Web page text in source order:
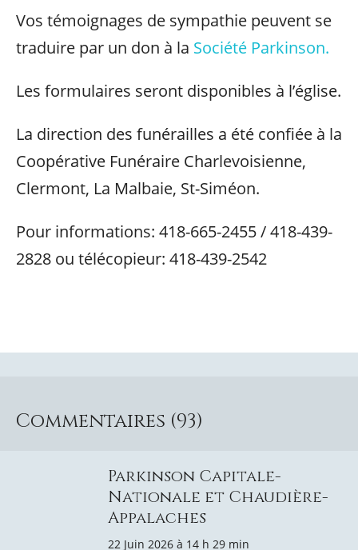
Vos témoignages de sympathie peuvent se
traduire par un don à la Société Parkinson.
Les formulaires seront disponibles à l’église.
La direction des funérailles a été confiée à la
Coopérative Funéraire Charlevoisienne,
Clermont, La Malbaie, St-Siméon.
Pour informations: 418-665-2455 / 418-439-
2828 ou télécopieur: 418-439-2542
Commentaires (93)
Parkinson Capitale-
Nationale et Chaudière-
Appalaches
22 Juin 2026 à 14 h 29 min